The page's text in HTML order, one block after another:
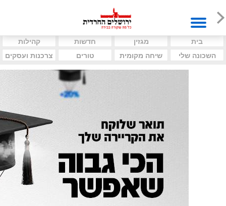
בית מגזין חדשות
קהילות
השכונה שלי
שיחה מקומית טורים צרכנות ועסקים